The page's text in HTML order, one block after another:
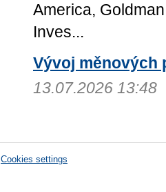
America,
Inves...
Vývoj měnových
13.07.2026 13:48
Cookies settings